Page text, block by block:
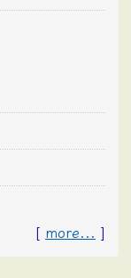
[ more... ]